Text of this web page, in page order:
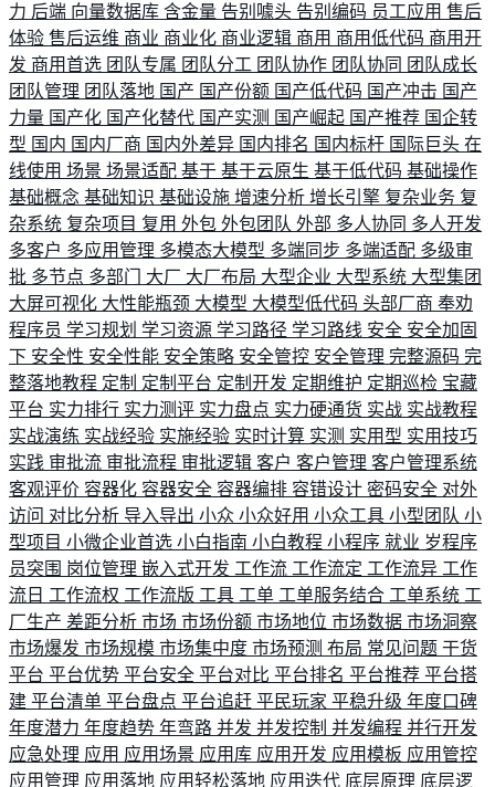
力 后端 向量数据库 含金量 告别噱头 告别编码 员工应用 售后
体验 售后运维 商业 商业化 商业逻辑 商用 商用低代码 商用开
发 商用首选 团队专属 团队分工 团队协作 团队协同 团队成长
团队管理 团队落地 国产 国产份额 国产低代码 国产冲击 国产
力量 国产化 国产化替代 国产实测 国产崛起 国产推荐 国企转
型 国内 国内厂商 国内外差异 国内排名 国内标杆 国际巨头 在
线使用 场景 场景适配 基于 基于云原生 基于低代码 基础操作
基础概念 基础知识 基础设施 增速分析 增长引擎 复杂业务 复
杂系统 复杂项目 复用 外包 外包团队 外部 多人协同 多人开发
多客户 多应用管理 多模态大模型 多端同步 多端适配 多级审
批 多节点 多部门 大厂 大厂布局 大型企业 大型系统 大型集团
大屏可视化 大性能瓶颈 大模型 大模型低代码 头部厂商 奉劝
程序员 学习规划 学习资源 学习路径 学习路线 安全 安全加固
下 安全性 安全性能 安全策略 安全管控 安全管理 完整源码 完
整落地教程 定制 定制平台 定制开发 定期维护 定期巡检 宝藏
平台 实力排行 实力测评 实力盘点 实力硬通货 实战 实战教程
实战演练 实战经验 实施经验 实时计算 实测 实用型 实用技巧
实践 审批流 审批流程 审批逻辑 客户 客户管理 客户管理系统
客观评价 容器化 容器安全 容器编排 容错设计 密码安全 对外
访问 对比分析 导入导出 小众 小众好用 小众工具 小型团队 小
型项目 小微企业首选 小白指南 小白教程 小程序 就业 岁程序
员突围 岗位管理 嵌入式开发 工作流 工作流定 工作流异 工作
流日 工作流权 工作流版 工具 工单 工单服务结合 工单系统 工
厂生产 差距分析 市场 市场份额 市场地位 市场数据 市场洞察
市场爆发 市场规模 市场集中度 市场预测 布局 常见问题 干货
平台 平台优势 平台安全 平台对比 平台排名 平台推荐 平台搭
建 平台清单 平台盘点 平台追赶 平民玩家 平稳升级 年度口碑
年度潜力 年度趋势 年弯路 并发 并发控制 并发编程 并行开发
应急处理 应用 应用场景 应用库 应用开发 应用模板 应用管控
应用管理 应用落地 应用轻松落地 应用迭代 底层原理 底层逻